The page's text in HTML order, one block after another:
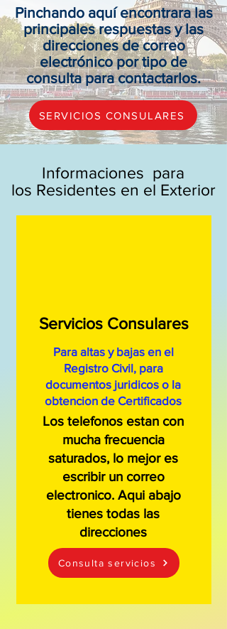
Pinchando aquí encontrara las
principales respuestas y las
direcciones de correo
electrónico por tipo de
consulta para contactarlos.
SERVICIOS CONSULARES
Informaciones para
los Residentes en el Exterior
Servicios Consulares
Para altas y bajas en el
Registro Civil, para
documentos juridicos o la
obtencion de Certificados
Los telefonos estan con
mucha frecuencia
saturados, lo mejor es
escribir un correo
electronico. Aqui abajo
tienes todas las
direcciones
Consulta servicios